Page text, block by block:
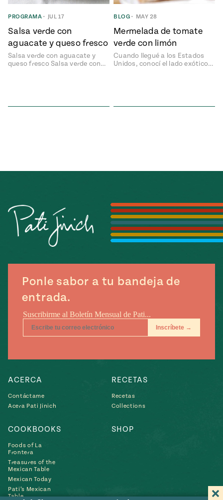
PROGRAMA • JUL 17
Salsa verde con
aguacate y queso fresco
Salsa verde con aguacate y
queso fresco Salsa verde con…
BLOG • MAY 28
Mermelada de tomate
verde con limón
Cuando llegué a los Estados
Unidos, conocí el lado exótico…
Ponle sabor a tu bandeja de
entrada.
ACERCA
Contáctame
Acera Pati Jinich
RECETAS
Recetas
Collections
COOKBOOKS
Foods of La
Frontera
Treasures of the
Mexican Table
Mexican Today
Pati’s Mexican
Table
SHOP